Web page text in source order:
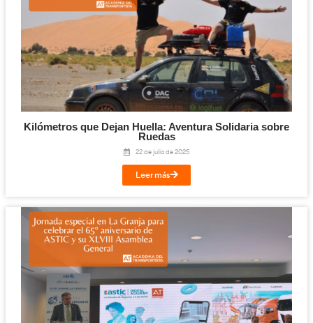
FP: Técnico Superior en Transporte y
Inauguración Curso Escolar 2025/
7 de octubre de 2025
Leer más